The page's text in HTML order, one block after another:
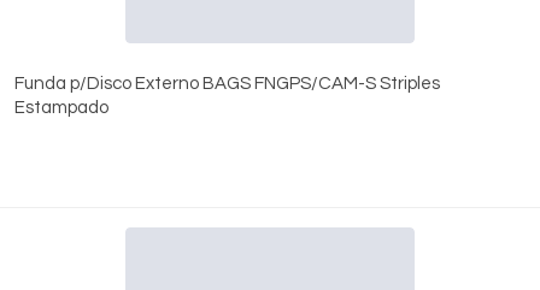
Funda p/Disco Externo BAGS FNGPS/CAM-S Striples
Estampado